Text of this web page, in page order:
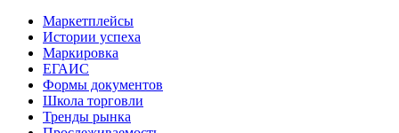
Маркетплейсы
Истории успеха
Маркировка
ЕГАИС
Формы документов
Школа торговли
Тренды рынка